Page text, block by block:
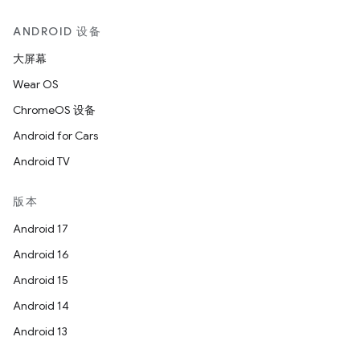
ANDROID 设备
大屏幕
Wear OS
ChromeOS 设备
Android for Cars
Android TV
版本
Android 17
Android 16
Android 15
Android 14
Android 13